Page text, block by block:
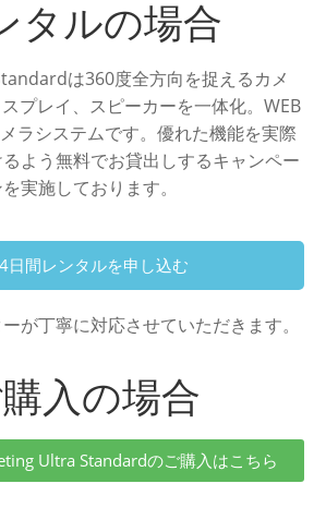
タルの場合
は360度全方向を捉えるカメ
プレイ、スピーカーを一体化。WEB
ラシステムです。優れた機能を実際
よう無料でお貸出しするキャンペー
を実施しております。
日間レンタルを申し込む
が丁寧に対応させていただきます。
入の場合
Ultra Standardのご購入はこちら